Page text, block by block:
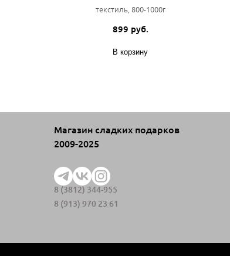
текстиль, 800-1000г
899 руб.
В корзину
Магазин сладких подарков
2009-2025
8 (3812) 344-955
8 (913) 970 23 61